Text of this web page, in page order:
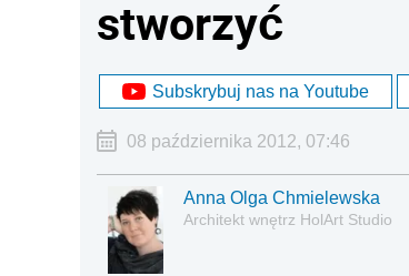
stworzyć
Subskrybuj nas na Youtube
08 października 2012, 07:46
Anna Olga Chmielewska
Architekt wnętrz HolArt Studio